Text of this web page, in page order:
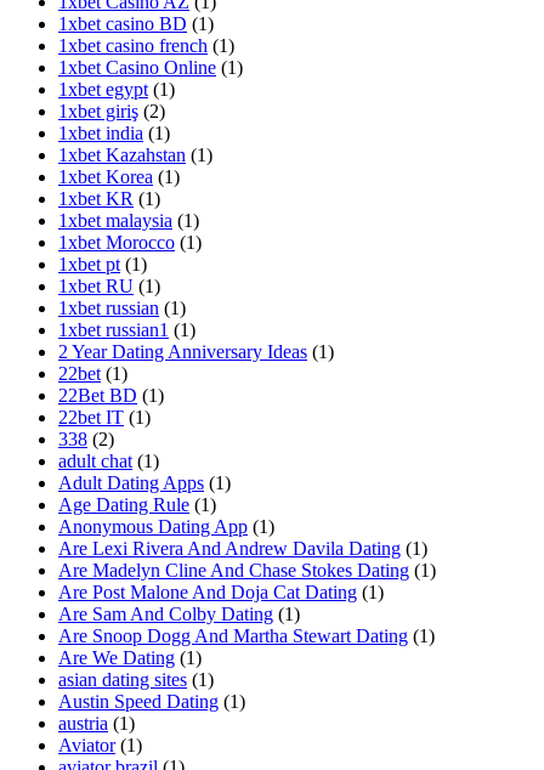
1xbet casino BD (1)
1xbet casino french (1)
1xbet Casino Online (1)
1xbet egypt (1)
1xbet giriş (2)
1xbet india (1)
1xbet Kazahstan (1)
1xbet Korea (1)
1xbet KR (1)
1xbet malaysia (1)
1xbet Morocco (1)
1xbet pt (1)
1xbet RU (1)
1xbet russian (1)
1xbet russian1 (1)
2 Year Dating Anniversary Ideas (1)
22bet (1)
22Bet BD (1)
22bet IT (1)
338 (2)
adult chat (1)
Adult Dating Apps (1)
Age Dating Rule (1)
Anonymous Dating App (1)
Are Lexi Rivera And Andrew Davila Dating (1)
Are Madelyn Cline And Chase Stokes Dating (1)
Are Post Malone And Doja Cat Dating (1)
Are Sam And Colby Dating (1)
Are Snoop Dogg And Martha Stewart Dating (1)
Are We Dating (1)
asian dating sites (1)
Austin Speed Dating (1)
austria (1)
Aviator (1)